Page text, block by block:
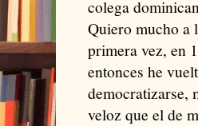
colega
Quiero mucho a
primera vez, en
entonces he
democratizarse,
veloz que el de